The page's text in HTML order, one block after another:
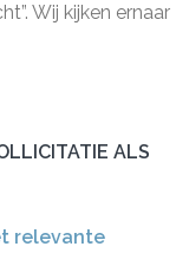
Wij kijken ernaar
ALS
relevante